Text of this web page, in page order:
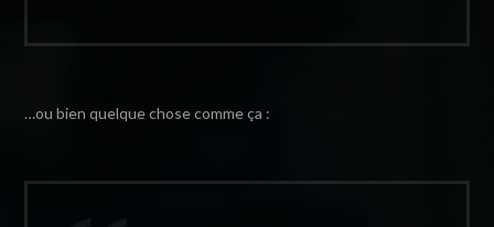
…ou bien quelque chose comme ça :